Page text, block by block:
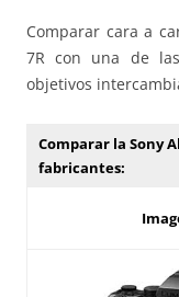
Comparar cara a
7R con una de
objetivos
Comparar la Sony
fabricantes: